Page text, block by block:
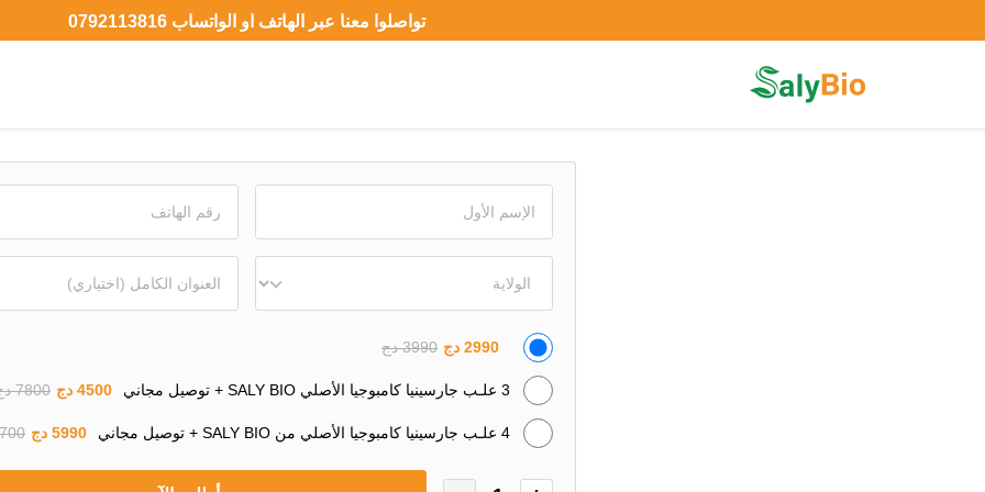
تواصلوا معنا عبر الهاتف او الواتساب 0792113816
2990 دج 3990 دج
3 علـب جارسينيا كامبوجيا الأصلي SALY BIO + توصيل مجاني 4500 دج 7800 دج
4 علـب جارسينيا كامبوجيا الأصلي من SALY BIO + توصيل مجاني 5990 دج